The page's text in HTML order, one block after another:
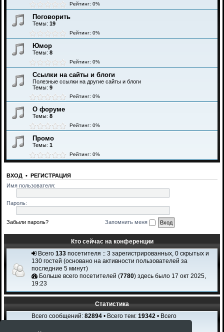
Рейтинг: 0%
Поговорить
Темы: 19
Рейтинг: 0%
Юмор
Темы: 8
Рейтинг: 0%
Ссылки на сайты и блоги
Полезные ссылки на другие сайты и блоги
Темы: 9
Рейтинг: 0%
О форуме
Темы: 8
Рейтинг: 0%
Промо
Темы: 1
Рейтинг: 0%
ВХОД • РЕГИСТРАЦИЯ
Имя пользователя:
Пароль:
Забыли пароль? Запомнить меня
Кто сейчас на конференции
Всего 133 посетителя :: 3 зарегистрированных, 0 скрытых и
130 гостей (основано на активности пользователей за
последние 5 минут)
Больше всего посетителей (7780) здесь было 17 окт 2025,
19:23
Статистика
Всего сообщений: 82894 • Всего тем: 19342 • Всего